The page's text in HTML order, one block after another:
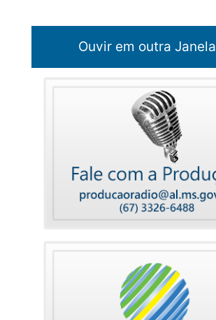
Ouvir em outra Janela